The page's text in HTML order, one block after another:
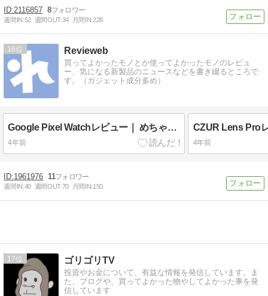
2116857 8
週間IN:52 週間OUT:34 月間IN:228
16 Revieweb
買ってよかったモノとか使ってよかったモノのレビュ
ー、気になる新製品のニュースなどを書き綴るところで
す。（ガジェット成分多め）
Google Pixel Watchレビュー｜ めちゃかわデザインでなんかいい感じのスマートウォッチ
4年前 4年前
1961976 11
週間IN:40 週間OUT:70 月間IN:150
17 ゴリゴリTV
投資やお金について、有益な情報を発信しています。ま
た、ブログや、買ってよかった物やしてよかった事を発
信しています